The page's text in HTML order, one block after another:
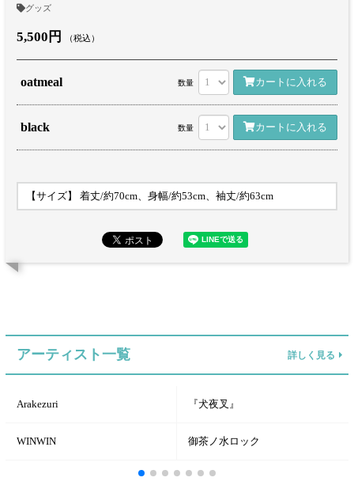
グッズ
5,500円 （税込）
oatmeal 数量 カートに入れる
black 数量 カートに入れる
【サイズ】 着丈/約70cm、身幅/約53cm、袖丈/約63cm
アーティスト一覧 詳しく見る
Arakezuri 『犬夜叉』
WINWIN 御茶ノ水ロック